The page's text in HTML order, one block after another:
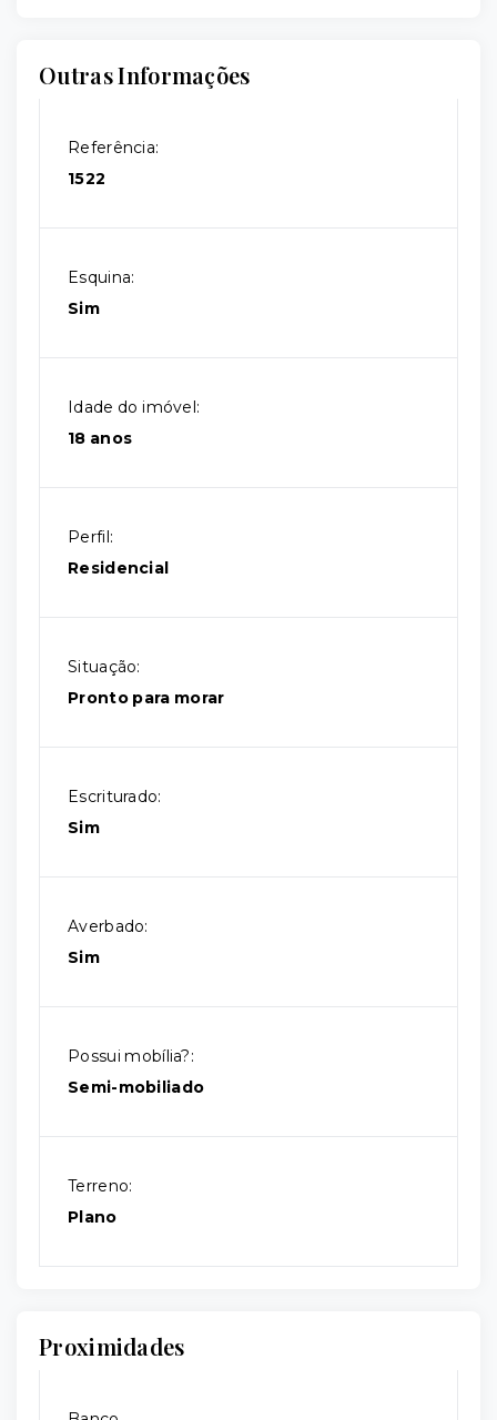
Outras Informações
Referência:
1522
Esquina:
Sim
Idade do imóvel:
18 anos
Perfil:
Residencial
Situação:
Pronto para morar
Escriturado:
Sim
Averbado:
Sim
Possui mobília?:
Semi-mobiliado
Terreno:
Plano
Proximidades